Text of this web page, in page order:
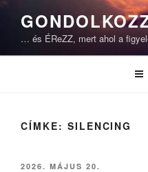
Tartalomhoz
… és ÉReZZ, mert ahol a
CÍMKE: SILENCING
BEKÜLDVE:
2026. MÁJUS 20.